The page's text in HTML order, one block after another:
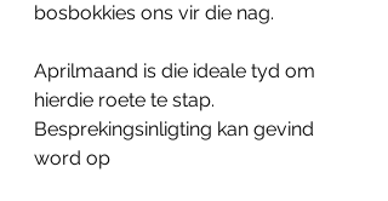
bosbokkies ons vir die nag.
Aprilmaand is die ideale tyd om
hierdie roete te stap.
Besprekingsinligting kan gevind
word op